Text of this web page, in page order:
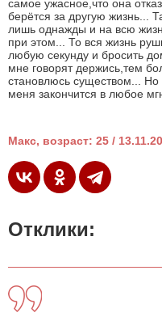
самое ужасное,что она
берётся за другую жизнь...
лишь однажды и на всю
при этом... То вся жизнь
любую секунду и бросить
мне говорят держись,тем
становлюсь существом... Но
меня закончится в любое
Макс, возраст: 25 /
Отклики: